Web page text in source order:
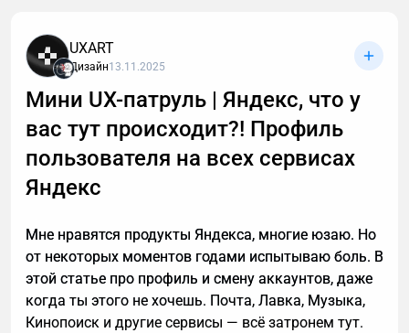
UXART
Дизайн13.11.2025
Мини UX-патруль | Яндекс, что у
вас тут происходит?! Профиль
пользователя на всех сервисах
Яндекс
Мне нравятся продукты Яндекса, многие юзаю. Но
от некоторых моментов годами испытываю боль. В
этой статье про профиль и смену аккаунтов, даже
когда ты этого не хочешь. Почта, Лавка, Музыка,
Кинопоиск и другие сервисы — всё затронем тут.